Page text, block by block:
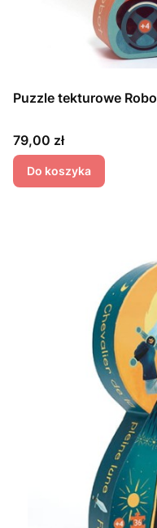
Puzzle tekturowe
Cena
79,00 zł
Do koszyka